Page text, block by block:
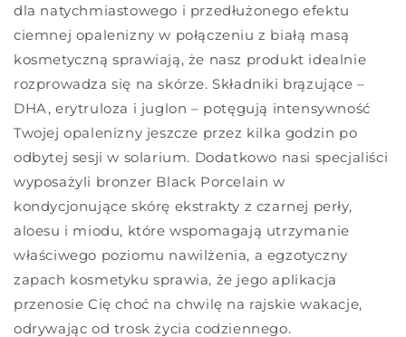
dla natychmiastowego i przedłużonego efektu
ciemnej opalenizny w połączeniu z białą masą
kosmetyczną sprawiają, że nasz produkt idealnie
rozprowadza się na skórze. Składniki brązujące –
DHA, erytruloza i juglon – potęgują intensywność
Twojej opalenizny jeszcze przez kilka godzin po
odbytej sesji w solarium. Dodatkowo nasi specjaliści
wyposażyli bronzer Black Porcelain w
kondycjonujące skórę ekstrakty z czarnej perły,
aloesu i miodu, które wspomagają utrzymanie
właściwego poziomu nawilżenia, a egzotyczny
zapach kosmetyku sprawia, że jego aplikacja
przenosie Cię choć na chwilę na rajskie wakacje,
odrywając od trosk życia codziennego.